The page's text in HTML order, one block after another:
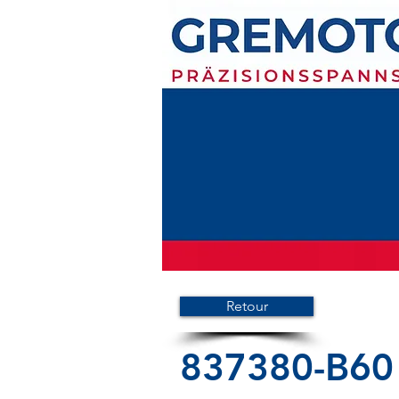
Retour
837380-B60